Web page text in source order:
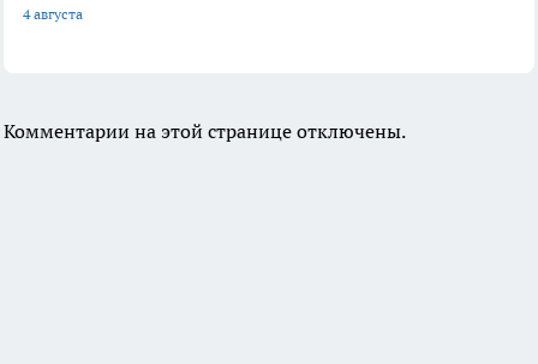
4 августа
Комментарии на этой странице отключены.